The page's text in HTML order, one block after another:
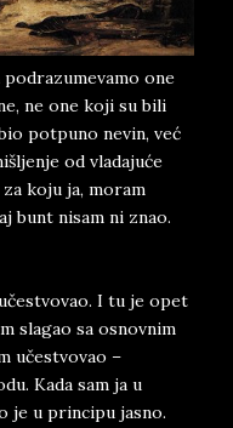
one
ne one koji su bili
potpuno nevin, već
od vladajuće
koju ja, moram
bunt nisam ni znao.
I tu je opet
slagao sa osnovnim
učestvovao –
Kada sam ja u
je u principu jasno.